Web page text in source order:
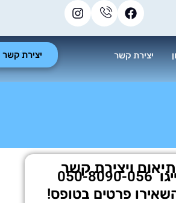
יצירת קשר יצירת קשר
ויצירת קשר
050-8090-056
פרטים בטופס!